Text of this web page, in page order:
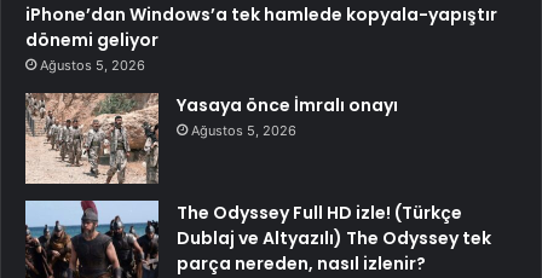
iPhone’dan Windows’a tek hamlede kopyala-yapıştır
dönemi geliyor
Ağustos 5, 2026
Yasaya önce İmralı onayı
Ağustos 5, 2026
The Odyssey Full HD izle! (Türkçe
Dublaj ve Altyazılı) The Odyssey tek
parça nereden, nasıl izlenir?